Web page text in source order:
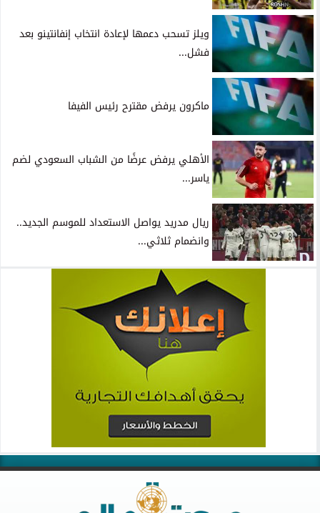
ويلز تسحب دعمها لإعادة انتخاب إنفانتينو بعد
فشل...
ماكرون يرفض مقترح رئيس الفيفا
الأهلي يرفض عرضًا من الشباب السعودي لضم
ياسر...
ريال مدريد يواصل الاستعداد للموسم الجديد..
وانضمام ثلاثي...